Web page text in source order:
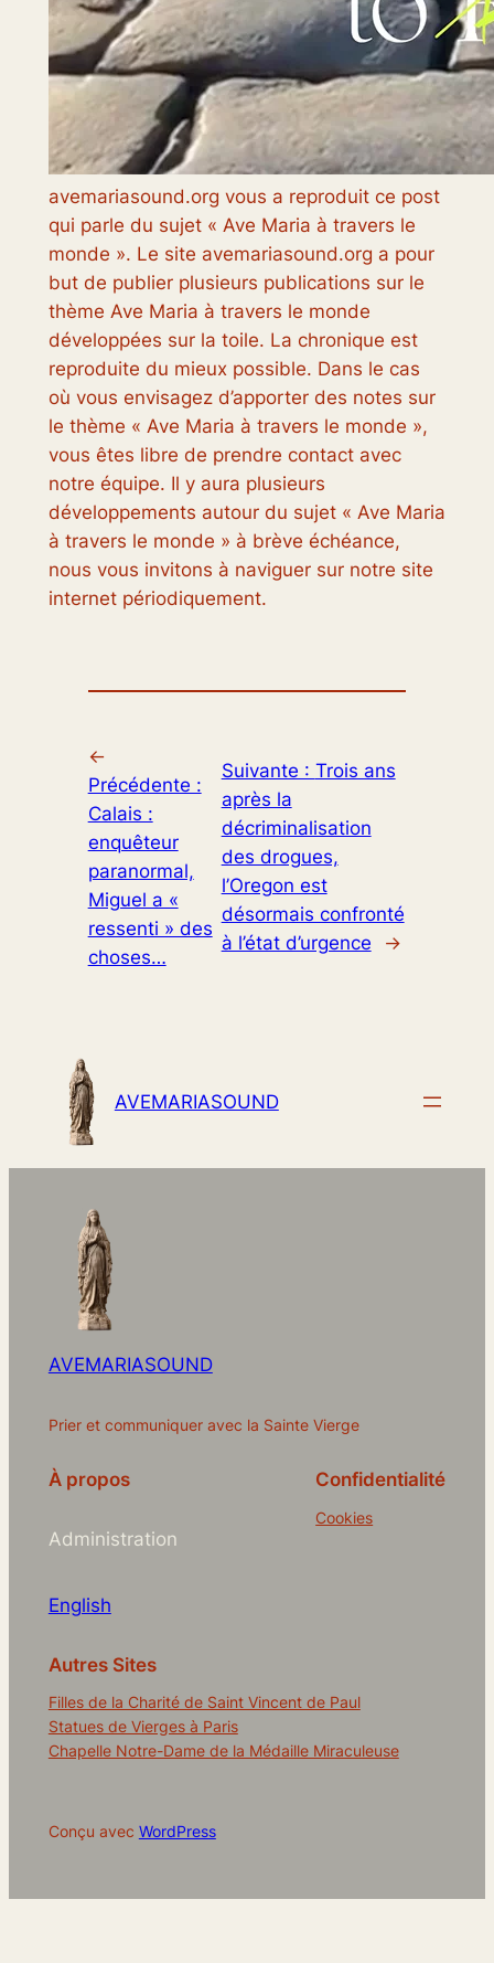
avemariasound.org vous a reproduit ce post
qui parle du sujet « Ave Maria à travers le
monde ». Le site avemariasound.org a pour
but de publier plusieurs publications sur le
thème Ave Maria à travers le monde
développées sur la toile. La chronique est
reproduite du mieux possible. Dans le cas
où vous envisagez d’apporter des notes sur
le thème « Ave Maria à travers le monde »,
vous êtes libre de prendre contact avec
notre équipe. Il y aura plusieurs
développements autour du sujet « Ave Maria
à travers le monde » à brève échéance,
nous vous invitons à naviguer sur notre site
internet périodiquement.
←
Précédente :
Calais :
enquêteur
paranormal,
Miguel a «
ressenti » des
choses…
Suivante : Trois ans
après la
décriminalisation
des drogues,
l’Oregon est
désormais confronté
à l’état d’urgence
→
AVEMARIASOUND
AVEMARIASOUND
Prier et communiquer avec la Sainte Vierge
À propos
Administration
English
Confidentialité
Cookies
Autres Sites
Filles de la Charité de Saint Vincent de Paul
Statues de Vierges à Paris
Chapelle Notre-Dame de la Médaille Miraculeuse
Conçu avec WordPress